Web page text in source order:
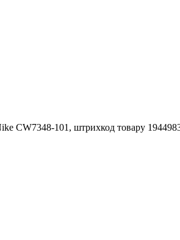
CW7348-101, штрихкод товару